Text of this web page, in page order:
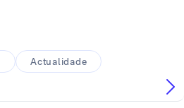
Actualidade